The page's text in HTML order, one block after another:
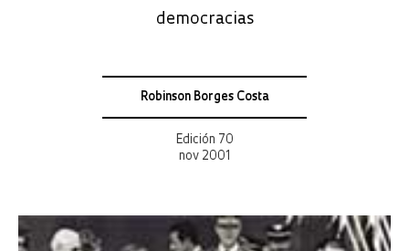
democracias
Robinson Borges Costa
Edición 70
nov 2001